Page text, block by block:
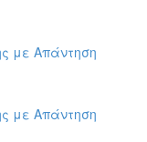
με Απάντηση
με Απάντηση